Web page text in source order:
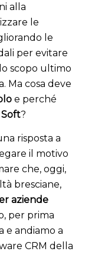
alla
le
le
per evitare
scopo ultimo
Ma cosa deve
e perché
Soft?
risposta a
il motivo
che, oggi,
bresciane,
aziende
per prima
e andiamo a
CRM della